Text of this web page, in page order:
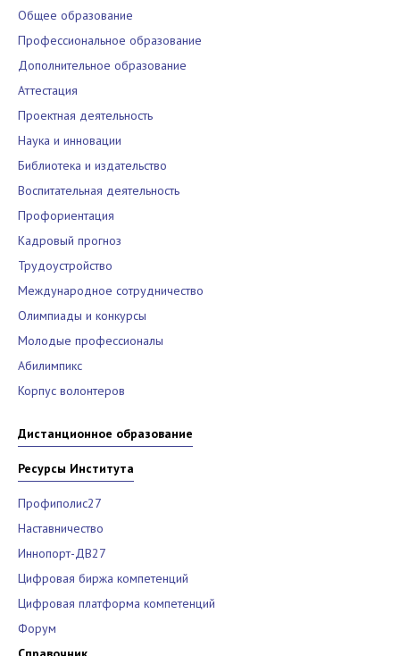
Общее образование
Профессиональное образование
Дополнительное образование
Аттестация
Проектная деятельность
Наука и инновации
Библиотека и издательство
Воспитательная деятельность
Профориентация
Кадровый прогноз
Трудоустройство
Международное сотрудничество
Олимпиады и конкурсы
Молодые профессионалы
Абилимпикс
Корпус волонтеров
Дистанционное образование
Ресурсы Института
Профиполис27
Наставничество
Иннопорт-ДВ27
Цифровая биржа компетенций
Цифровая платформа компетенций
Форум